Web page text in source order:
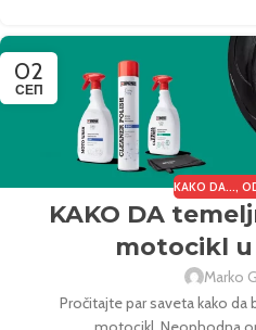
02
СЕП
KAKO DA...,
KAKO DA
motocikl
Marko
Pročitajte par saveta kako